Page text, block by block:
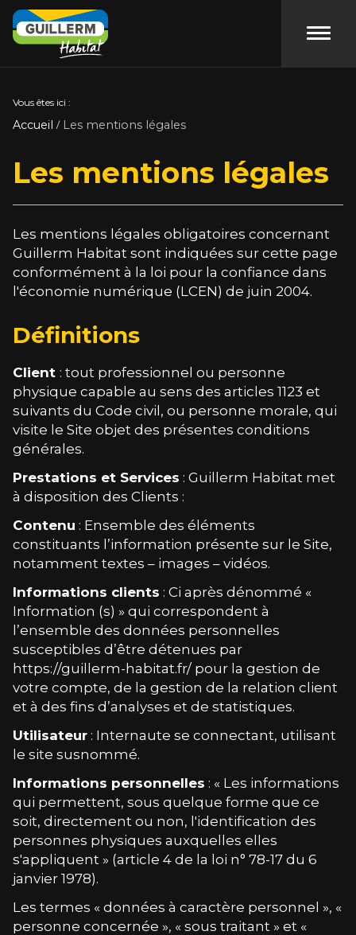
Vous êtes ici :
Accueil / Les mentions légales
Les mentions légales
Les mentions légales obligatoires concernant
Guillerm Habitat sont indiquées sur cette page
conformément à la loi pour la confiance dans
l'économie numérique (LCEN) de juin 2004.
Définitions
Client : tout professionnel ou personne
physique capable au sens des articles 1123 et
suivants du Code civil, ou personne morale, qui
visite le Site objet des présentes conditions
générales.
Prestations et Services : Guillerm Habitat met
à disposition des Clients :
Contenu : Ensemble des éléments
constituants l’information présente sur le Site,
notamment textes – images – vidéos.
Informations clients : Ci après dénommé «
Information (s) » qui correspondent à
l’ensemble des données personnelles
susceptibles d’être détenues par
https://guillerm-habitat.fr/ pour la gestion de
votre compte, de la gestion de la relation client
et à des fins d’analyses et de statistiques.
Utilisateur : Internaute se connectant, utilisant
le site susnommé.
Informations personnelles : « Les informations
qui permettent, sous quelque forme que ce
soit, directement ou non, l'identification des
personnes physiques auxquelles elles
s'appliquent » (article 4 de la loi n° 78-17 du 6
janvier 1978).
Les termes « données à caractère personnel », «
personne concernée », « sous traitant » et «